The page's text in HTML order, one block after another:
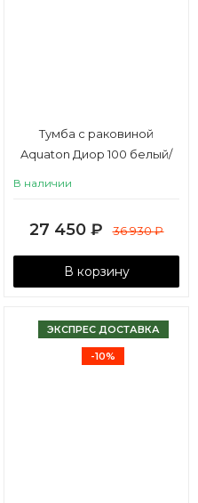
Тумба с раковиной
Aquaton Диор 100 белый/
В наличии
27 450 ₽ 36 930₽
В корзину
ЭКСПРЕС ДОСТАВКА
-10%